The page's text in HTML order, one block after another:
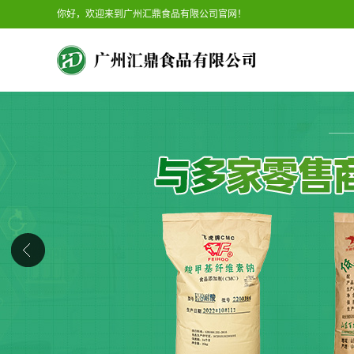
你好，欢迎来到广州汇鼎食品有限公司官网！